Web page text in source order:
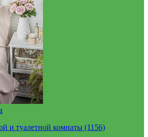
и туалетной комнаты (1156)